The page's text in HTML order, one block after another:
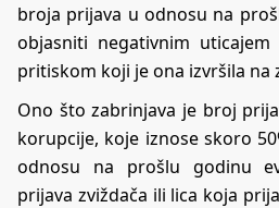
broja prijava u odnosu na
objasniti negativnim uticajem
pritiskom koji je ona izvršila na
Ono što zabrinjava je broj
korupcije, koje iznose skoro
odnosu na prošlu godinu
prijava zviždača ili lica koja